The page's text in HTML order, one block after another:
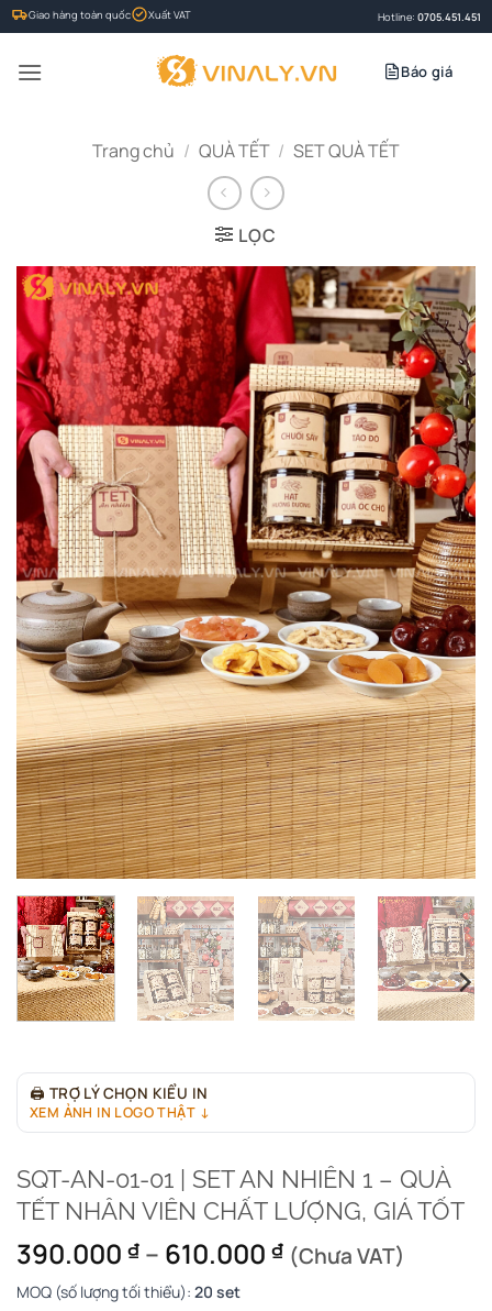
Bỏ
qua
nội
Giao hàng toàn quốc Xuất VAT Hotline: 0705.451.451
Báo giá
Trang chủ / QUÀ TẾT / SET QUÀ TẾT
LỌC
🖨 TRỢ LÝ CHỌN KIỂU IN
XEM ẢNH IN LOGO THẬT ↓
SQT-AN-01-01 | SET AN NHIÊN 1 – QUÀ
TẾT NHÂN VIÊN CHẤT LƯỢNG, GIÁ TỐT
390.000 ₫ – 610.000 ₫Khoảng
giá:
(Chưa VAT)
MOQ (số lượng tối thiểu): 20 set